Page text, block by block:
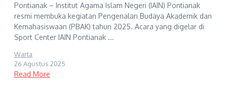
Pontianak – Institut Agama Islam Negeri (IAIN) Pontianak
resmi membuka kegiatan Pengenalan Budaya Akademik dan
Kemahasiswaan (PBAK) tahun 2025. Acara yang digelar di
Sport Center IAIN Pontianak ...
Warta
26 Agustus 2025
Read More